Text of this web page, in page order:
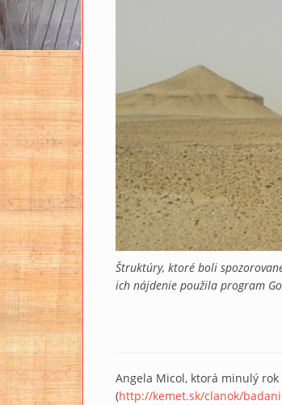
Štruktúry, ktoré boli
ich nájdenie použila program
Angela Micol, ktorá minulý
(http://kemet.sk/clanok/